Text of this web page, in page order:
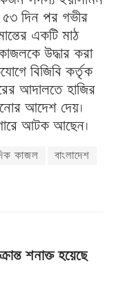
৫৩ দিন পর গভীর
একটি মাঠ
উদ্ধার করা
বিজিবি কর্তৃক
আদালতে হাজির
আদেশ দেয়।
আটক আছেন।
কাজল
বাংলাদেশ
শনাক্ত হয়েছে